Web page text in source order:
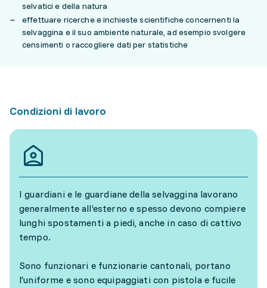
selvatici e della natura
effettuare ricerche e inchieste scientifiche concernenti la
selvaggina e il suo ambiente naturale, ad esempio svolgere
censimenti o raccogliere dati per statistiche
Condizioni di lavoro
I guardiani e le guardiane della selvaggina lavorano
generalmente all’esterno e spesso devono compiere
lunghi spostamenti a piedi, anche in caso di cattivo
tempo.
Sono funzionari e funzionarie cantonali, portano
l'uniforme e sono equipaggiati con pistola e fucile